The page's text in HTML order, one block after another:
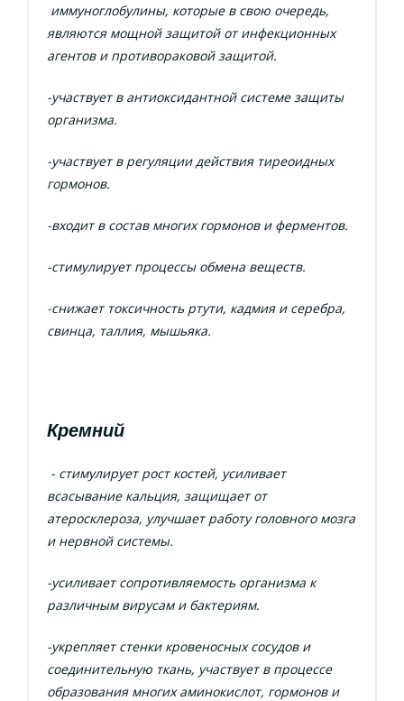
иммуноглобулины, которые в свою очередь,
являются мощной защитой от инфекционных
агентов и противораковой защитой.
-участвует в антиоксидантной системе защиты
организма.
-участвует в регуляции действия тиреоидных
гормонов.
-входит в состав многих гормонов и ферментов.
-стимулирует процессы обмена веществ.
-снижает токсичность ртути, кадмия и серебра,
свинца, таллия, мышьяка.
Кремний
- стимулирует рост костей, усиливает
всасывание кальция, защищает от
атеросклероза, улучшает работу головного мозга
и нервной системы.
-усиливает сопротивляемость организма к
различным вирусам и бактериям.
-укрепляет стенки кровеносных сосудов и
соединительную ткань, участвует в процессе
образования многих аминокислот, гормонов и